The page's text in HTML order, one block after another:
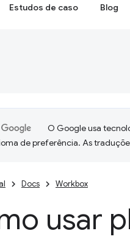
Estudos de caso Blog
O Google usa
de preferência. As
Docs Workbox
usar